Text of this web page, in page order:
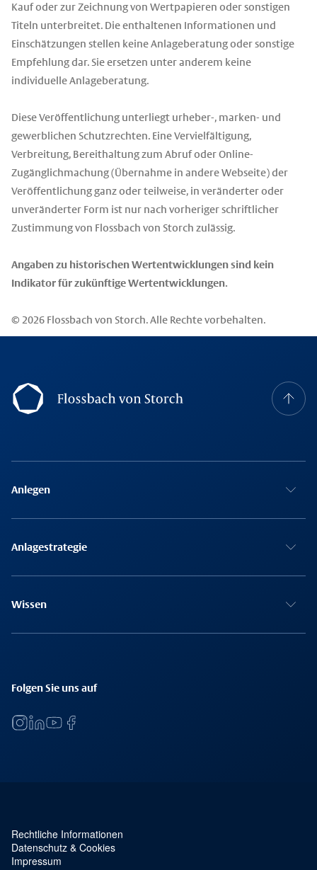
Kauf oder zur Zeichnung von Wertpapieren oder sonstigen
Titeln unterbreitet. Die enthaltenen Informationen und
Einschätzungen stellen keine Anlageberatung oder sonstige
Empfehlung dar. Sie ersetzen unter anderem keine
individuelle Anlageberatung.
Diese Veröffentlichung unterliegt urheber-, marken- und
gewerblichen Schutzrechten. Eine Vervielfältigung,
Verbreitung, Bereithaltung zum Abruf oder Online-
Zugänglichmachung (Übernahme in andere Webseite) der
Veröffentlichung ganz oder teilweise, in veränderter oder
unveränderter Form ist nur nach vorheriger schriftlicher
Zustimmung von Flossbach von Storch zulässig.
Angaben zu historischen Wertentwicklungen sind kein
Indikator für zukünftige Wertentwicklungen.
© 2026 Flossbach von Storch. Alle Rechte vorbehalten.
Footer Navigation
Anlegen
Anlagestrategie
Wissen
Folgen Sie uns auf
Service Navigation und rechtliches
Rechtliche Informationen
Datenschutz & Cookies
Impressum